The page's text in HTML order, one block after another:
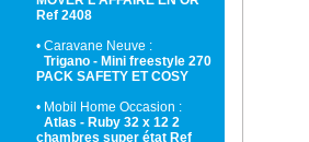
Ref 2408
• Caravane Neuve :
Trigano - Mini freestyle 270
PACK SAFETY ET COSY
• Mobil Home Occasion :
Atlas - Ruby 32 x 12 2
chambres super état Ref